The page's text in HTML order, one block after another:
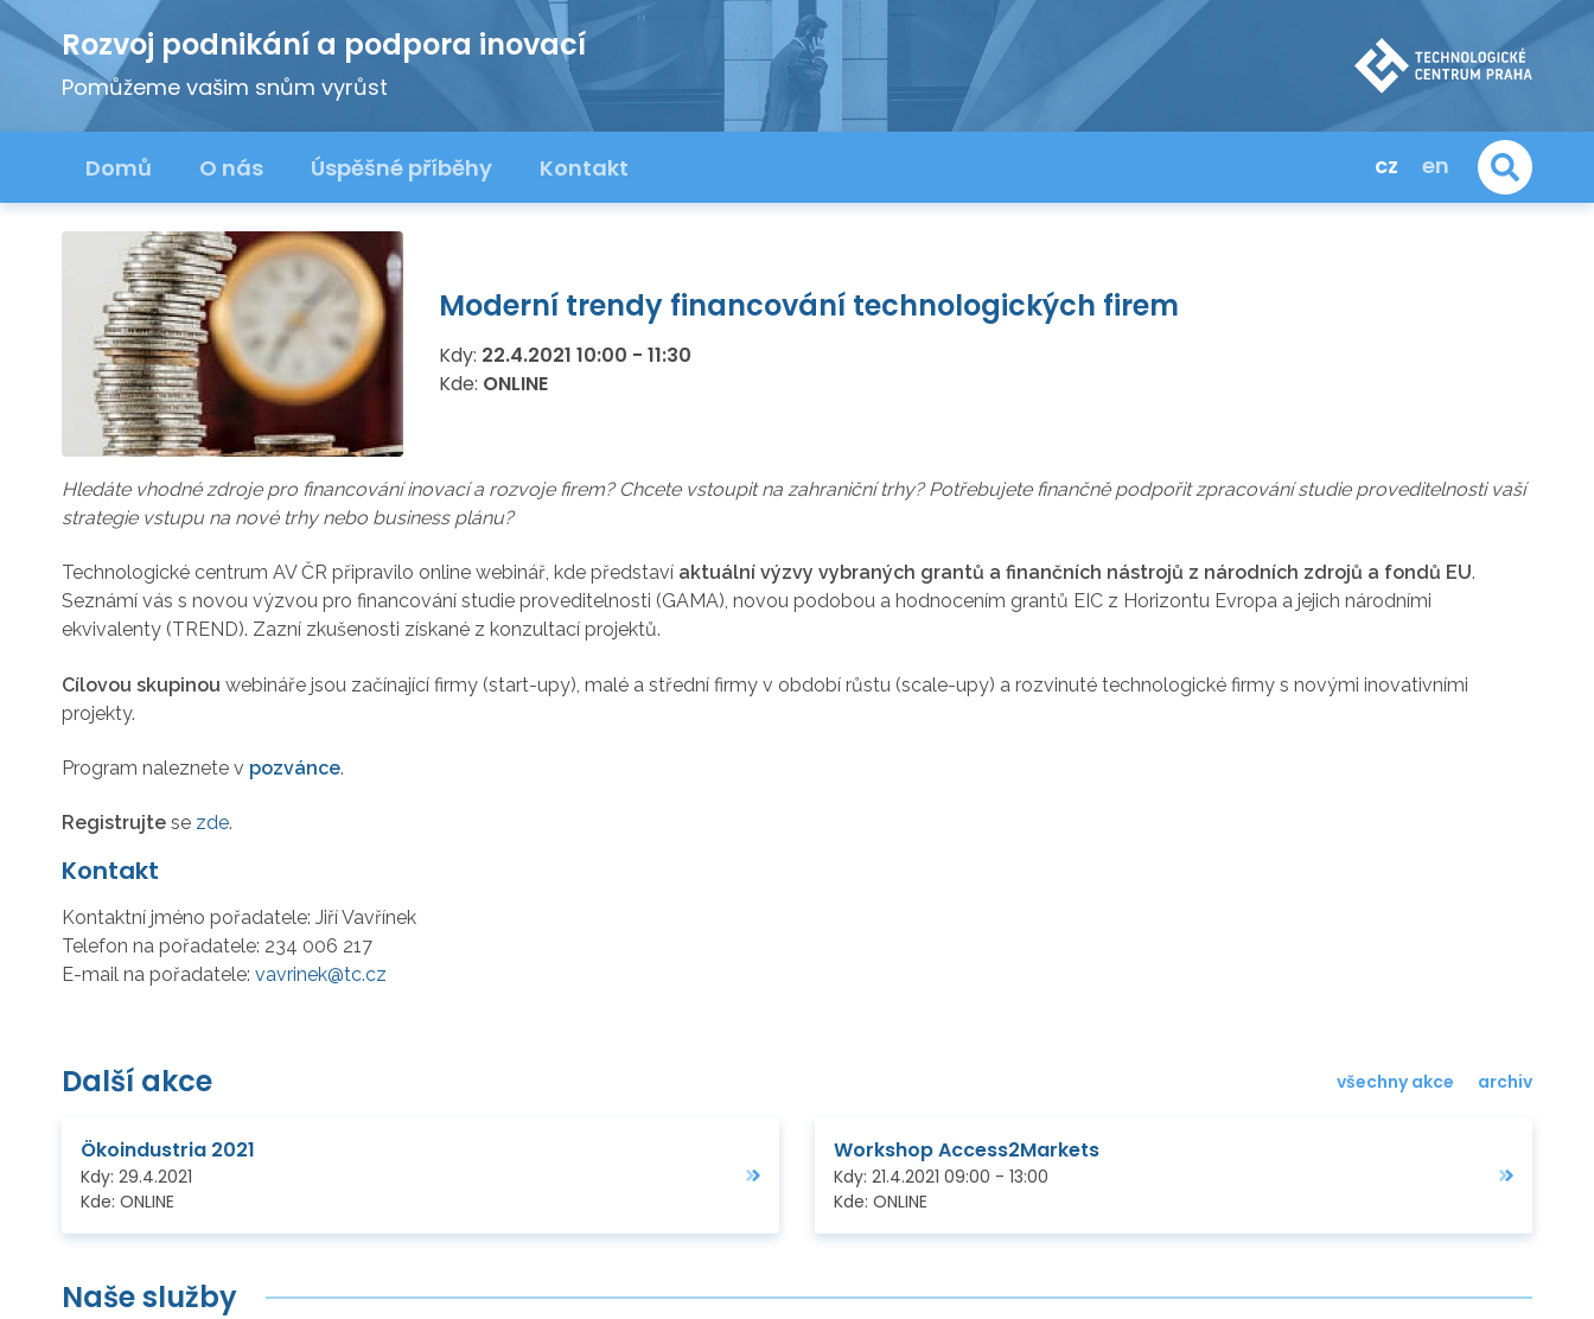
Rozvoj podnikání a podpora inovací
Pomůžeme vašim snům vyrůst
Domů O nás Úspěšné příběhy Kontakt cz en
Moderní trendy financování technologických firem
Kdy: 22.4.2021 10:00 - 11:30
Kde: ONLINE
Hledáte vhodné zdroje pro financování inovací a rozvoje firem? Chcete vstoupit na zahraniční trhy? Potřebujete finančně podpořit zpracování studie proveditelnosti vaší
strategie vstupu na nové trhy nebo business plánu?
Technologické centrum AV ČR připravilo online webinář, kde představí aktuální výzvy vybraných grantů a finančních nástrojů z národních zdrojů a fondů EU.
Seznámí vás s novou výzvou pro financování studie proveditelnosti (GAMA), novou podobou a hodnocením grantů EIC z Horizontu Evropa a jejich národními
ekvivalenty (TREND). Zazní zkušenosti získané z konzultací projektů.
Cílovou skupinou webináře jsou začínající firmy (start-upy), malé a střední firmy v období růstu (scale-upy) a rozvinuté technologické firmy s novými inovativními
projekty.
Program naleznete v pozvánce.
Registrujte se zde.
Kontakt
Kontaktní jméno pořadatele: Jiří Vavřínek
Telefon na pořadatele: 234 006 217
E-mail na pořadatele: vavrinek@tc.cz
Další akce všechny akce archiv
Ökoindustria 2021
Kdy: 29.4.2021
Kde: ONLINE
Workshop Access2Markets
Kdy: 21.4.2021 09:00 - 13:00
Kde: ONLINE
Naše služby